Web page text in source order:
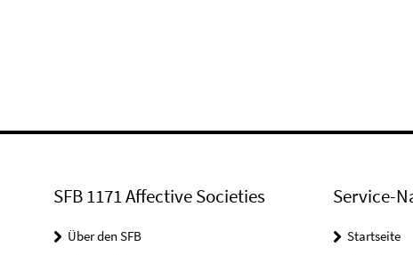
SFB 1171 Affective Societies
Über den SFB
Service-
Startseite